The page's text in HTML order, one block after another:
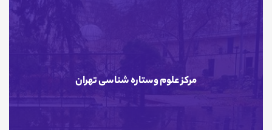
مرکز علوم وستاره شناسی تهران
مرکز علوم وستاره شناسی تهران